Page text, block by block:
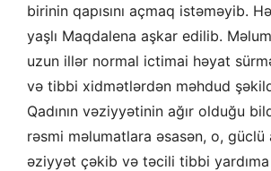
birinin qapısını açmaq istəməyib.
yaşlı Maqdalena aşkar edilib.
uzun illər normal ictimai həyat
və tibbi xidmətlərdən məhdud
Qadının vəziyyətinin ağır olduğu
rəsmi məlumatlara əsasən, o, güclü
əziyyət çəkib və təcili tibbi